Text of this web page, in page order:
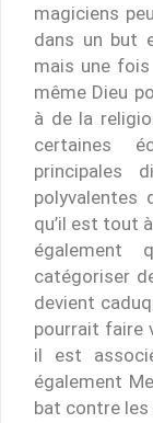
magiciens
dans un but
mais une
même Dieu
à de la
certaines
principales
polyvalentes
qu’il est tout
également
catégoriser
devient
pourrait faire
il est
également
bat contre